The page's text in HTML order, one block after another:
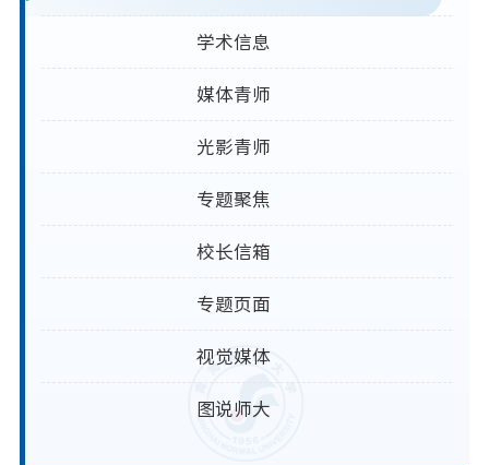
学术信息
媒体青师
光影青师
专题聚焦
校长信箱
专题页面
视觉媒体
图说师大